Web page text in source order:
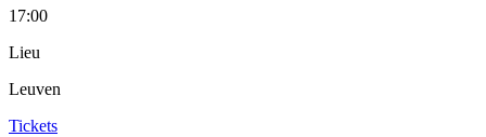
17:00
Lieu
Leuven
Tickets